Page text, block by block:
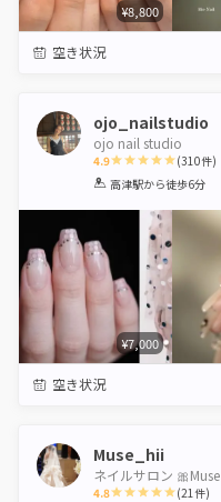
¥8,800
空き状況
ojo_nailstudio
ojo nail studio
4.9
1 2 3 4 5
(310件)
高津駅から徒歩6分
¥7,000
空き状況
Muse_hii
ネイルサロン 🎀Muse
4.8 (21件)